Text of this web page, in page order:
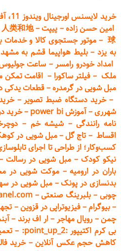
خرید لایسنس اورجینال ویندوز 11، آفیس 365
امین حسن زاده– پیپت–
类和地
球
– موتور جستجوی کالا و خدمات
به یزد–بلیط هواپیما قشم به مشهد
امداد خودرو رامسر– ساعت جولیوس
ملک – فیلتر ساکورا – اقامت تمکن
مبل شویی در گرمدره–قطعاتیدکی
–خرید دستگاه ضبط تصویر–
شهرری–آموزش power bi –خرید
نامه رانندگی– شیشه خم –
اقساط – تاج گل–مبل شویی در
کسب‌وکار؛ از طراحی تا اجرای
نیکو کودک – مبل شویی در رسالت
باران در ارومیه–موکت شویی در
بدنسازی در پونک–مبل شویی در
چوبی – بلبرینگ صنعتی–
–بیوگرام–فیزیوتراپی در قزوین–
چمن– رویال مهاجر –ار اف برند –
بی کرم اکتیپور :point_up_2:
–
کاهش حجم عکس آنلاین–خرید